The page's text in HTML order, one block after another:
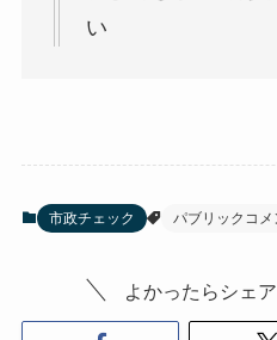
い
市政チェック パブリックコメ
よかったらシェ